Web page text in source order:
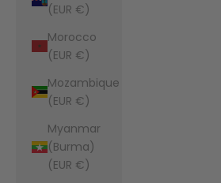
(EUR €)
Morocco
(EUR €)
Mozambique
(EUR €)
Myanmar
(Burma)
(EUR €)